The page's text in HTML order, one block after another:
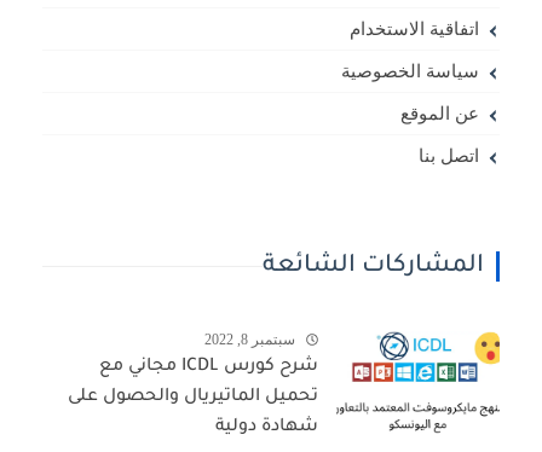
اتفاقية الاستخدام
سياسة الخصوصية
عن الموقع
اتصل بنا
المشاركات الشائعة
سبتمبر 8, 2022
شرح كورس ICDL مجاني مع
تحميل الماتيريال والحصول على
شهادة دولية